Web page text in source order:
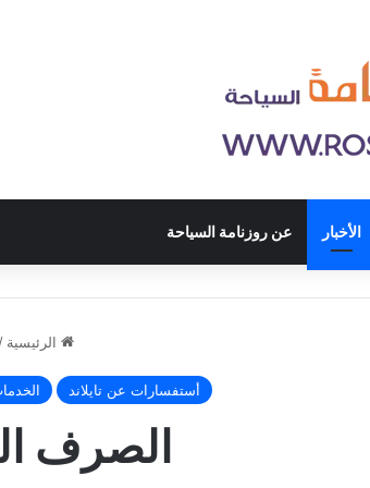
الأخبار عن روزنامة السياحة
الرئيسية /
أستفسارات عن تايلاند
الصرف